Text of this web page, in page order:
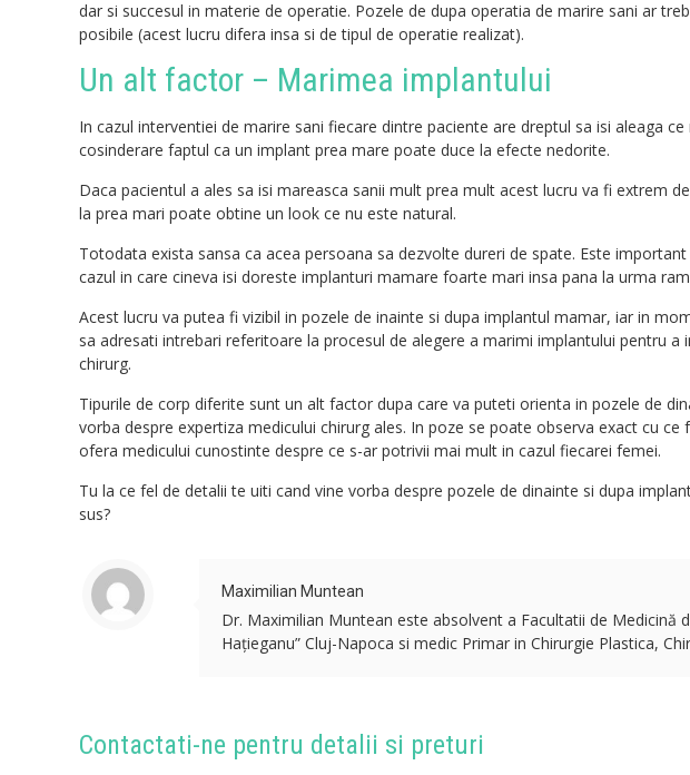
dar si succesul in materie de operatie. Pozele de dupa operatia de marire sani ar
posibile (acest lucru difera insa si de tipul de operatie realizat).
Un alt factor – Marimea implantului
In cazul interventiei de marire sani fiecare dintre paciente are dreptul sa isi aleaga
cosinderare faptul ca un implant prea mare poate duce la efecte nedorite.
Daca pacientul a ales sa isi mareasca sanii mult prea mult acest lucru va fi extrem
la prea mari poate obtine un look ce nu este natural.
Totodata exista sansa ca acea persoana sa dezvolte dureri de spate. Este
cazul in care cineva isi doreste implanturi mamare foarte mari insa pana la urma
Acest lucru va putea fi vizibil in pozele de inainte si dupa implantul mamar, iar in
sa adresati intrebari referitoare la procesul de alegere a marimi implantului pentru
chirurg.
Tipurile de corp diferite sunt un alt factor dupa care va puteti orienta in pozele de
vorba despre expertiza medicului chirurg ales. In poze se poate observa exact cu
ofera medicului cunostinte despre ce s-ar potrivii mai mult in cazul fiecarei femei.
Tu la ce fel de detalii te uiti cand vine vorba despre pozele de dinainte si dupa
sus?
Maximilian Muntean
Dr. Maximilian Muntean este absolvent a Facultatii de Medicină
Hațieganu” Cluj-Napoca si medic Primar in Chirurgie Plastica,
Contactati-ne pentru detalii si preturi